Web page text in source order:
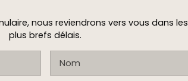
nous reviendrons vers vous dans les
plus brefs délais.
Nom